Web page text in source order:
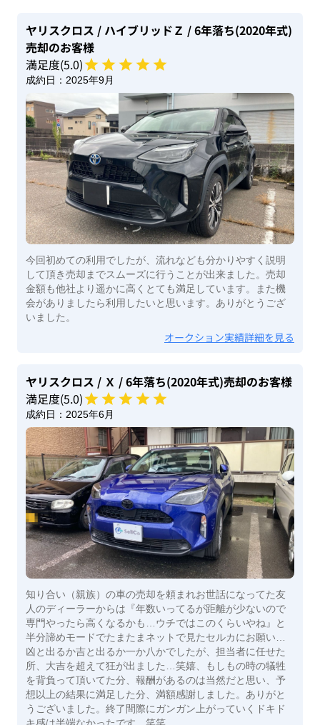
ヤリスクロス / ハイブリッドＺ / 6年落ち(2020年式)
売却のお客様
満足度(5.0)
成約日： 2025年9月
今回初めての利用でしたが、流れなども分かりやすく説明
して頂き売却までスムーズに行うことが出来ました。売却
金額も他社より遥かに高くとても満足しています。また機
会がありましたら利用したいと思います。ありがとうござ
いました。
オークション実績詳細を見る
ヤリスクロス / Ｘ / 6年落ち(2020年式)売却のお客様
満足度(5.0)
成約日： 2025年6月
知り合い（親族）の車の売却を頼まれお世話になってた友
人のディーラーからは『年数いってるが距離が少ないので
専門やったら高くなるかも…ウチではこのくらいやね』と
半分諦めモードでたまたまネットで見たセルカにお願い…
凶と出るか吉と出るか一か八かでしたが、担当者に任せた
所、大吉を超えて狂が出ました…笑嬉、もしもの時の犠牲
を背負って頂いてた分、報酬があるのは当然だと思い、予
想以上の結果に満足した分、満額感謝しました。ありがと
うございました。終了間際にガンガン上がっていくドキド
キ感は半端なかったです。笑笑